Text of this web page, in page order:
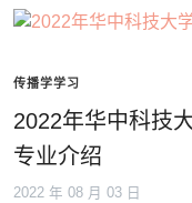
传播学学习
2022年华中科技
专业介绍
2022 年 08 月 03 日